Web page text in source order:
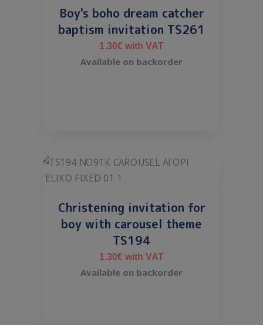
Boy's boho dream catcher
baptism invitation TS261
1.30€ with VAT
Available on backorder
Christening invitation for
boy with carousel theme
TS194
1.30€ with VAT
Available on backorder